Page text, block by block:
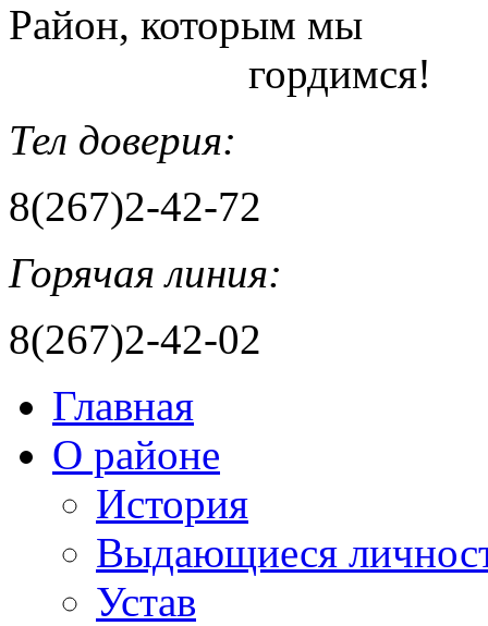
Район, которым мы
гордимся!
Тел доверия:
8(267)2-42-72
Горячая линия:
8(267)2-42-02
Главная
О районе
История
Выдающиеся
Устав